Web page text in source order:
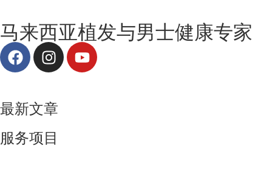
马来西亚植发与男士健康专家
最新文章
服务项目